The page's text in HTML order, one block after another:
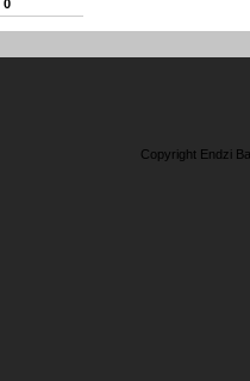
0
Copyright Endzi